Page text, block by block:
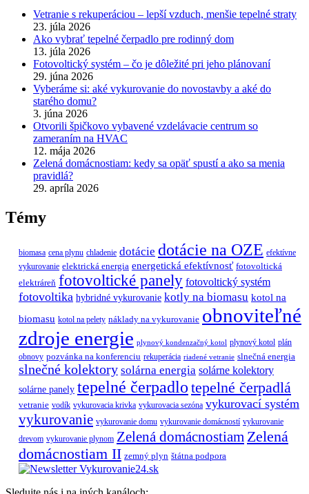
Vetranie s rekuperáciou – lepší vzduch, menšie tepelné straty
23. júla 2026
Ako vybrať tepelné čerpadlo pre rodinný dom
13. júla 2026
Fotovoltický systém – čo je dôležité pri jeho plánovaní
29. júna 2026
Vyberáme si: aké vykurovanie do novostavby a aké do
starého domu?
3. júna 2026
Otvorili špičkovo vybavené vzdelávacie centrum so
zameraním na HVAC
12. mája 2026
Zelená domácnostiam: kedy sa opäť spustí a ako sa menia
pravidlá?
29. apríla 2026
Témy
biomasa cena plynu chladenie dotácie dotácie na OZE efektívne
vykurovanie elektrická energia energetická efektívnosť fotovoltická
elektráreň fotovoltické panely fotovoltický systém
fotovoltika hybridné vykurovanie kotly na biomasu kotol na
biomasu kotol na pelety náklady na vykurovanie obnoviteľné
zdroje energie plynový kondenzačný kotol plynový kotol plán
obnovy pozvánka na konferenciu rekuperácia riadené vetranie slnečná energia
slnečné kolektory solárna energia solárne kolektory
solárne panely tepelné čerpadlo tepelné čerpadlá
vetranie vodík vykurovacia krivka vykurovacia sezóna vykurovací systém
vykurovanie vykurovanie domu vykurovanie domácností vykurovanie
drevom vykurovanie plynom Zelená domácnostiam Zelená
domácnostiam II zemný plyn štátna podpora